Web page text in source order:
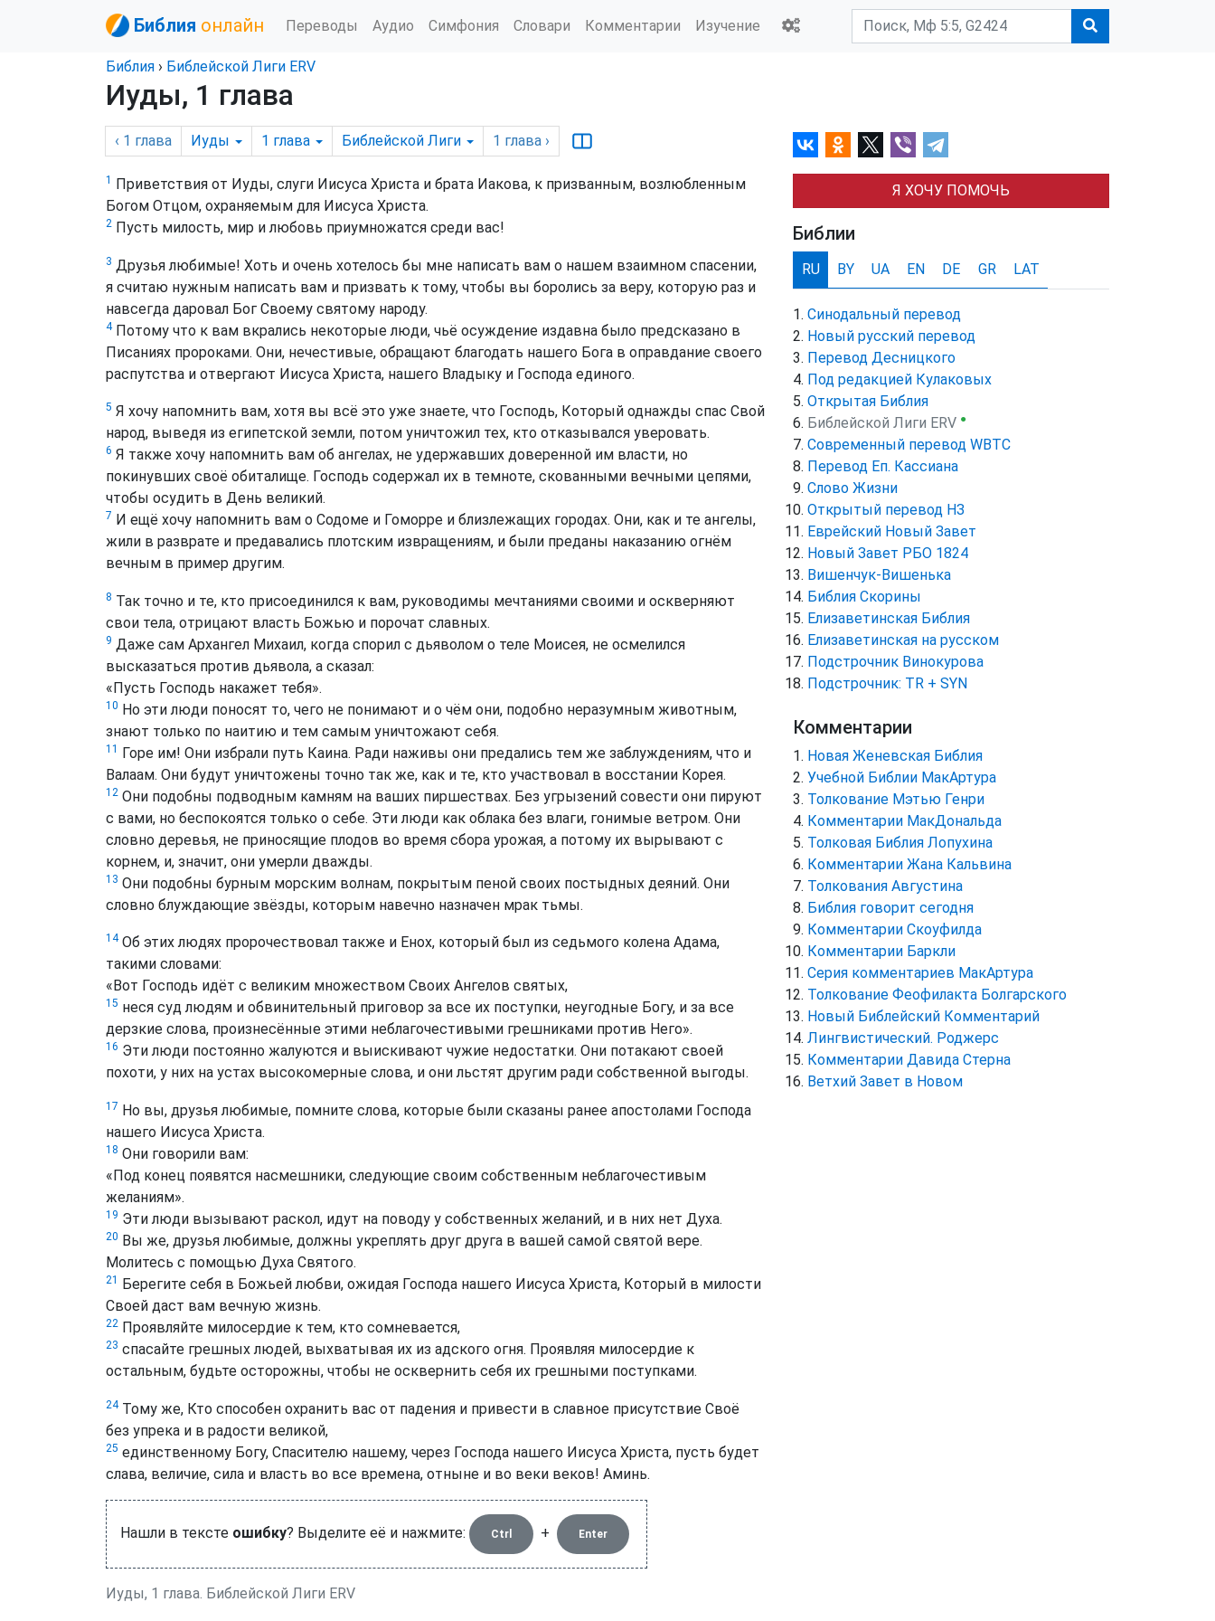
Библия онлайн Переводы Аудио Симфония Словари Комментарии Изучение
Библия › Библейской Лиги ERV
Иуды, 1 глава
‹ 1 глава Иуды 1 глава Библейской Лиги 1 глава ›
1 Приветствия от Иуды, слуги Иисуса Христа и брата Иакова, к призванным, возлюбленным
Богом Отцом, охраняемым для Иисуса Христа.
2 Пусть милость, мир и любовь приумножатся среди вас!
3 Друзья любимые! Хоть и очень хотелось бы мне написать вам о нашем взаимном спасении,
я считаю нужным написать вам и призвать к тому, чтобы вы боролись за веру, которую раз и
навсегда даровал Бог Своему святому народу.
4Потому что к вам вкрались некоторые люди, чьё осуждение издавна было предсказано в
Писаниях пророками. Они, нечестивые, обращают благодать нашего Бога в оправдание своего
распутства и отвергают Иисуса Христа, нашего Владыку и Господа единого.
5 Я хочу напомнить вам, хотя вы всё это уже знаете, что Господь, Который однажды спас Свой
народ, выведя из египетской земли, потом уничтожил тех, кто отказывался уверовать.
6 Я также хочу напомнить вам об ангелах, не удержавших доверенной им власти, но
покинувших своё обиталище. Господь содержал их в темноте, скованными вечными цепями,
чтобы осудить в День великий.
7 И ещё хочу напомнить вам о Содоме и Гоморре и близлежащих городах. Они, как и те ангелы,
жили в разврате и предавались плотским извращениям, и были преданы наказанию огнём
вечным в пример другим.
8 Так точно и те, кто присоединился к вам, руководимы мечтаниями своими и оскверняют
свои тела, отрицают власть Божью и порочат славных.
9 Даже сам Архангел Михаил, когда спорил с дьяволом о теле Моисея, не осмелился
высказаться против дьявола, а сказал:
«Пусть Господь накажет тебя».
10 Но эти люди поносят то, чего не понимают и о чём они, подобно неразумным животным,
знают только по наитию и тем самым уничтожают себя.
11 Горе им! Они избрали путь Каина. Ради наживы они предались тем же заблуждениям, что и
Валаам. Они будут уничтожены точно так же, как и те, кто участвовал в восстании Корея.
12 Они подобны подводным камням на ваших пиршествах. Без угрызений совести они пируют
с вами, но беспокоятся только о себе. Эти люди как облака без влаги, гонимые ветром. Они
словно деревья, не приносящие плодов во время сбора урожая, а потому их вырывают с
корнем, и, значит, они умерли дважды.
13 Они подобны бурным морским волнам, покрытым пеной своих постыдных деяний. Они
словно блуждающие звёзды, которым навечно назначен мрак тьмы.
14Об этих людях пророчествовал также и Енох, который был из седьмого колена Адама,
такими словами:
«Вот Господь идёт с великим множеством Своих Ангелов святых,
15 неся суд людям и обвинительный приговор за все их поступки, неугодные Богу, и за все
дерзкие слова, произнесённые этими неблагочестивыми грешниками против Него».
16 Эти люди постоянно жалуются и выискивают чужие недостатки. Они потакают своей
похоти, у них на устах высокомерные слова, и они льстят другим ради собственной выгоды.
17 Но вы, друзья любимые, помните слова, которые были сказаны ранее апостолами Господа
нашего Иисуса Христа.
18 Они говорили вам:
«Под конец появятся насмешники, следующие своим собственным неблагочестивым
желаниям».
19 Эти люди вызывают раскол, идут на поводу у собственных желаний, и в них нет Духа.
20 Вы же, друзья любимые, должны укреплять друг друга в вашей самой святой вере.
Молитесь с помощью Духа Святого.
21 Берегите себя в Божьей любви, ожидая Господа нашего Иисуса Христа, Который в милости
Своей даст вам вечную жизнь.
22 Проявляйте милосердие к тем, кто сомневается,
23 спасайте грешных людей, выхватывая их из адского огня. Проявляя милосердие к
остальным, будьте осторожны, чтобы не осквернить себя их грешными поступками.
24Тому же, Кто способен охранить вас от падения и привести в славное присутствие Своё
без упрека и в радости великой,
25 единственному Богу, Спасителю нашему, через Господа нашего Иисуса Христа, пусть будет
слава, величие, сила и власть во все времена, отныне и во веки веков! Аминь.
Нашли в тексте ошибку? Выделите её и нажмите: Ctrl + Enter
Иуды, 1 глава. Библейской Лиги ERV
Я ХОЧУ ПОМОЧЬ
Библии
RU BY UA EN DE GR LAT
Синодальный перевод
Новый русский перевод
Перевод Десницкого
Под редакцией Кулаковых
Открытая Библия
Библейской Лиги ERV ●
Cовременный перевод WBTC
Перевод Еп. Кассиана
Слово Жизни
Открытый перевод НЗ
Еврейский Новый Завет
Новый Завет РБО 1824
Вишенчук-Вишенька
Библия Скорины
Елизаветинская Библия
Елизаветинская на русском
Подстрочник Винокурова
Подстрочник: TR + SYN
Комментарии
Новая Женевская Библия
Учебной Библии МакАртура
Толкование Мэтью Генри
Комментарии МакДональда
Толковая Библия Лопухина
Комментарии Жана Кальвина
Толкования Августина
Библия говорит сегодня
Комментарии Скоуфилда
Комментарии Баркли
Серия комментариев МакАртура
Толкование Феофилакта Болгарского
Новый Библейский Комментарий
Лингвистический. Роджерс
Комментарии Давида Стерна
Ветхий Завет в Новом